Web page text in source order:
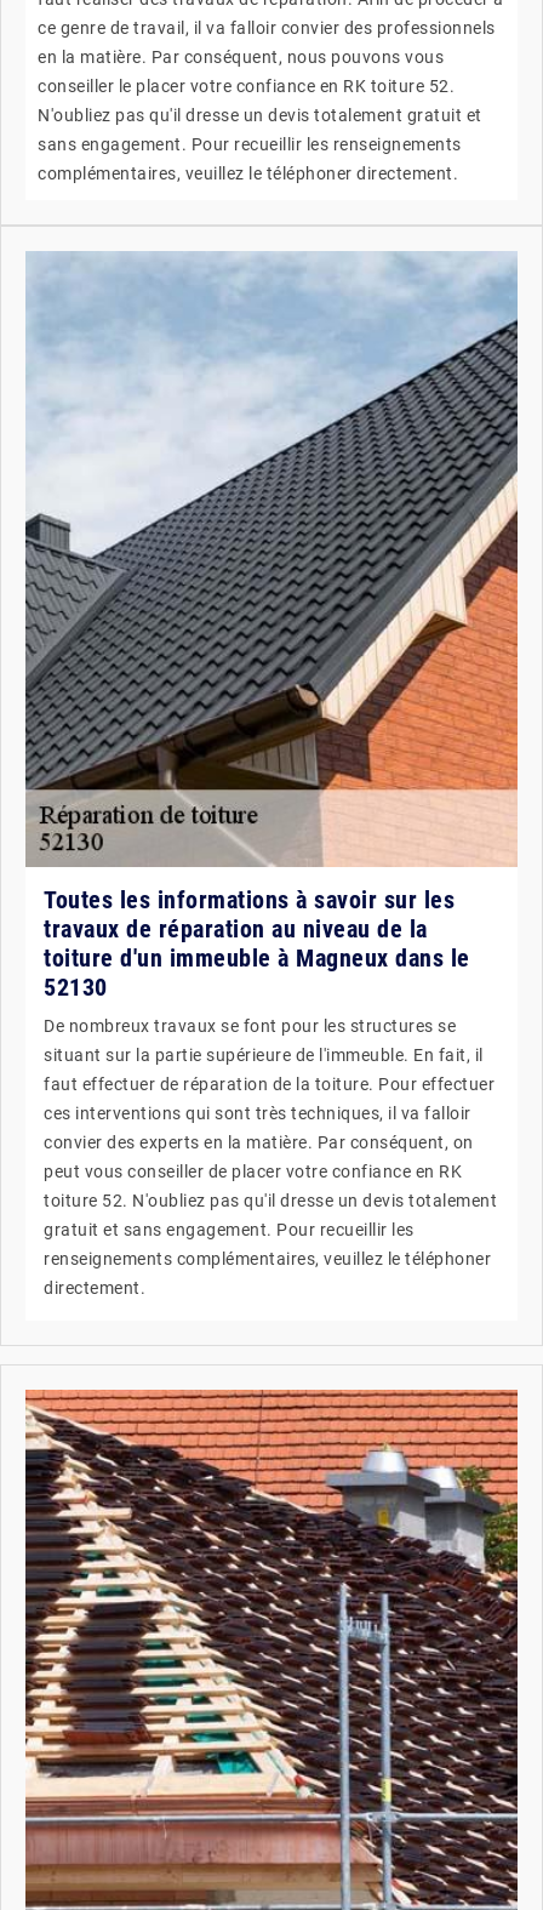
ce genre de travail, il va falloir convier des professionnels
en la matière. Par conséquent, nous pouvons vous
conseiller le placer votre confiance en RK toiture 52.
N'oubliez pas qu'il dresse un devis totalement gratuit et
sans engagement. Pour recueillir les renseignements
complémentaires, veuillez le téléphoner directement.
Toutes les informations à savoir sur les
travaux de réparation au niveau de la
toiture d'un immeuble à Magneux dans le
52130
De nombreux travaux se font pour les structures se
situant sur la partie supérieure de l'immeuble. En fait, il
faut effectuer de réparation de la toiture. Pour effectuer
ces interventions qui sont très techniques, il va falloir
convier des experts en la matière. Par conséquent, on
peut vous conseiller de placer votre confiance en RK
toiture 52. N'oubliez pas qu'il dresse un devis totalement
gratuit et sans engagement. Pour recueillir les
renseignements complémentaires, veuillez le téléphoner
directement.